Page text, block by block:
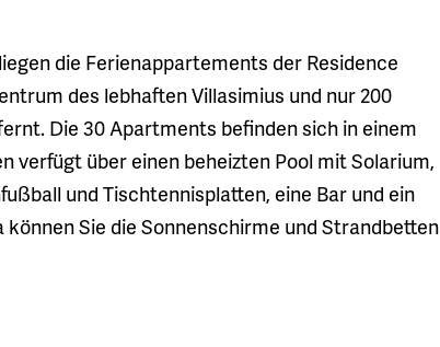
die Ferienappartements der Residence
des lebhaften Villasimius und nur 200
Die 30 Apartments befinden sich in einem
verfügt über einen beheizten Pool mit Solarium,
und Tischtennisplatten, eine Bar und ein
Sie die Sonnenschirme und Strandbetten